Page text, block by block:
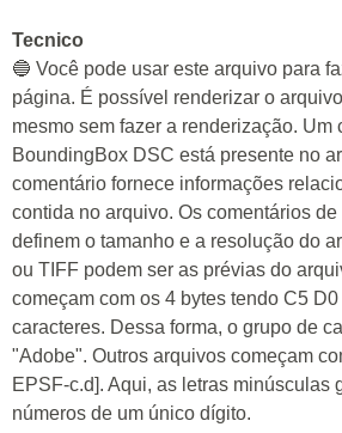
Tecnico
🔵 Você pode usar este arquivo para
página. É possível renderizar o
mesmo sem fazer a renderização. Um
BoundingBox DSC está presente no
comentário fornece informações
contida no arquivo. Os comentários
definem o tamanho e a resolução do
ou TIFF podem ser as prévias do
começam com os 4 bytes tendo C5
caracteres. Dessa forma, o grupo de
"Adobe". Outros arquivos começam
EPSF-c.d]. Aqui, as letras minúsculas
números de um único dígito.